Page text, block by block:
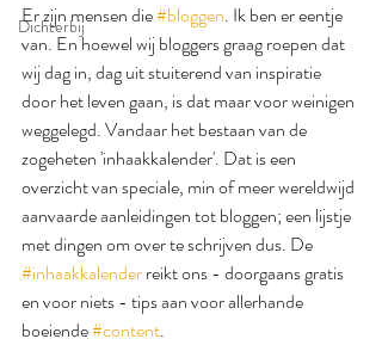
Dichterbij
Er zijn mensen die #bloggen. Ik ben er eentje
van. En hoewel wij bloggers graag roepen dat
wij dag in, dag uit stuiterend van inspiratie
door het leven gaan, is dat maar voor weinigen
weggelegd. Vandaar het bestaan van de
zogeheten 'inhaakkalender'. Dat is een
overzicht van speciale, min of meer wereldwijd
aanvaarde aanleidingen tot bloggen; een lijstje
met dingen om over te schrijven dus. De
#inhaakkalender reikt ons - doorgaans gratis
en voor niets - tips aan voor allerhande
boeiende #content.